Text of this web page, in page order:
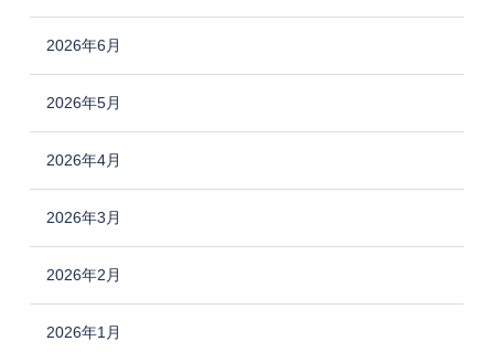
2026年6月
2026年5月
2026年4月
2026年3月
2026年2月
2026年1月